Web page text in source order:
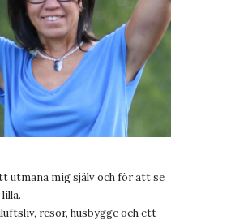
utmana mig själv och för att se
resor, husbygge och ett